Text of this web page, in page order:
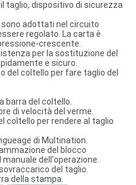
taglio, dispositivo di sicurezza
sono adottati nel circuito
regolato. La carta è
crescente.
per la sostituzione del
e sicuro.
del coltello per fare taglio del
barra del coltello.
di velocità del verme.
coltello per rendere al taglio
di Multination.
del blocco
dell'operazione.
del taglio.
della stampa.